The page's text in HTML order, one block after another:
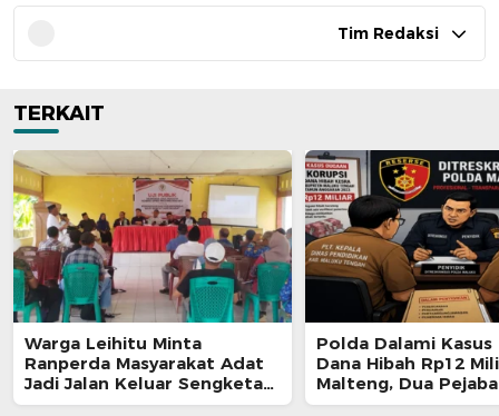
Tim Redaksi
TERKAIT
Warga Leihitu Minta
Ranperda Masyarakat Adat
Jadi Jalan Keluar Sengketa
Enam Dusun Tanjung Sial
Polda Dalami Kasus
Dana Hibah Rp12
Malteng, Dua
Pemkab Diperiksa